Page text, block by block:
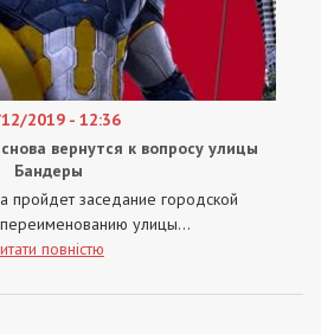
2019 - 12:36
вернутся к вопросу улицы
Бандеры
пройдет заседание городской
улицы...
повністю